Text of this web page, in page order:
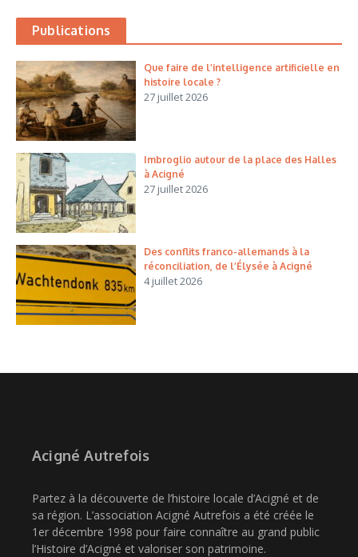
Publications
Que faire de l’intelligence artificielle en
histoire locale ?
27 juillet 2026
Imbroglio autour de la place des Halles
à Acigné
27 juillet 2026
Des conflits franco-allemands à la
réconciliation, de l’Élysée à Acigné
4 juillet 2026
Acigné Autrefois
Partez à la découverte de l’histoire locale d’Acigné et de
sa région. L’association Acigné Autrefois a été créée le
1er décembre 1998 pour faire connaître au grand public
l’Histoire d’Acigné et valoriser son patrimoine.